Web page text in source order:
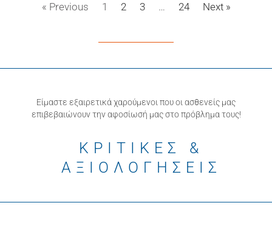
« Previous 1 2 3 … 24 Next »
Είμαστε εξαιρετικά χαρούμενοι που οι ασθενείς μας
επιβεβαιώνουν την αφοσίωσή μας στο πρόβλημα τους!
ΚΡΙΤΙΚΕΣ &
ΑΞΙΟΛΟΓΗΣΕΙΣ